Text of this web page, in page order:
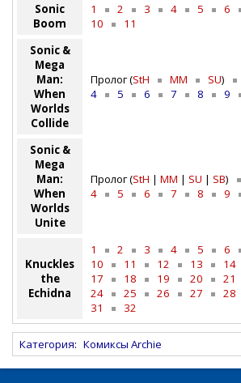
Sonic
Boom
1 2 3 4 5 6
10
11
Sonic &
Mega
Man:
When
Worlds
Collide
Пролог (StH MM SU)
4
5 6 7 8 9
Sonic &
Mega
Man:
When
Worlds
Unite
Пролог (StH | MM | SU | SB)
4
5 6 7 8 9
Knuckles
the
Echidna
1 2 3 4 5 6
10
11 12 13 14
17
18 19 20 21
24
25 26 27 28
31
32
Категория: Комиксы Archie